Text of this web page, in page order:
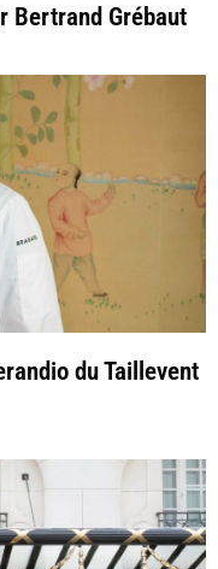
Bertrand Grébaut
du Taillevent